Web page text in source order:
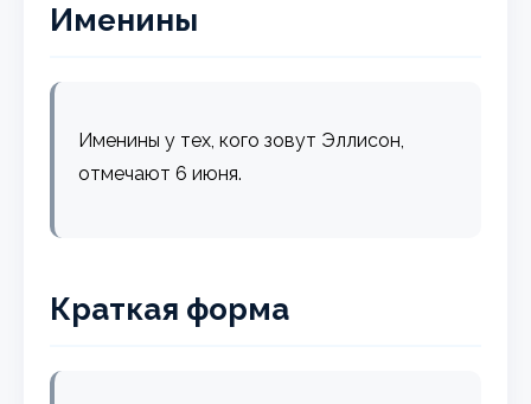
Именины
Именины у тех, кого зовут Эллисон,
отмечают 6 июня.
Краткая форма